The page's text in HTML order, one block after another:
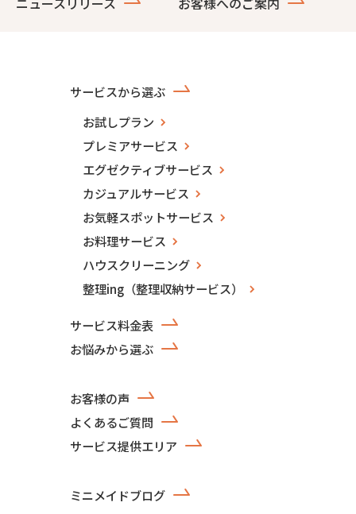
サービスから選ぶ
お試しプラン
プレミアサービス
エグゼクティブサービス
カジュアルサービス
お気軽スポットサービス
お料理サービス
ハウスクリーニング
整理ing（整理収納サービス）
サービス料金表
お悩みから選ぶ
お客様の声
よくあるご質問
サービス提供エリア
ミニメイドブログ